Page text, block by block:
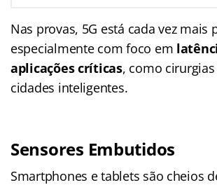
Nas provas, 5G está cada vez mais
especialmente com foco em
aplicações críticas, como
cidades inteligentes.
Sensores Embutidos
Smartphones e tablets são cheios